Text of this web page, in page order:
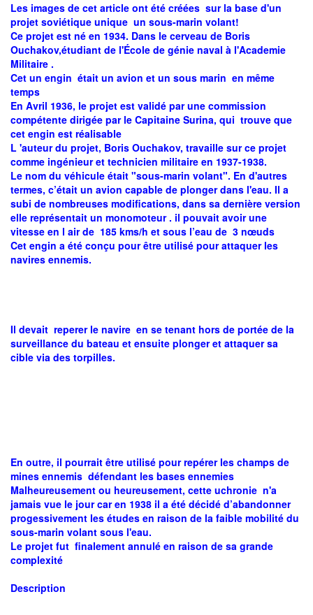
Les images de cet article ont été créées sur la base d'un
projet soviétique unique un sous-marin volant!
Ce projet est né en 1934. Dans le cerveau de Boris
Ouchakov,étudiant de l'École de génie naval à l'Academie
Militaire .
Cet un engin était un avion et un sous marin en même
temps
En Avril 1936, le projet est validé par une commission
compétente dirigée par le Capitaine Surina, qui trouve que
cet engin est réalisable
L 'auteur du projet, Boris Ouchakov, travaille sur ce projet
comme ingénieur et technicien militaire en 1937-1938.
Le nom du véhicule était "sous-marin volant". En d'autres
termes, c’était un avion capable de plonger dans l'eau. Il a
subi de nombreuses modifications, dans sa dernière version
elle représentait un monomoteur . il pouvait avoir une
vitesse en l air de 185 kms/h et sous l’eau de 3 nœuds
Cet engin a été conçu pour être utilisé pour attaquer les
navires ennemis.
Il devait reperer le navire en se tenant hors de portée de la
surveillance du bateau et ensuite plonger et attaquer sa
cible via des torpilles.
En outre, il pourrait être utilisé pour repérer les champs de
mines ennemis défendant les bases ennemies
Malheureusement ou heureusement, cette uchronie n'a
jamais vue le jour car en 1938 il a été décidé d’abandonner
progessivement les études en raison de la faible mobilité du
sous-marin volant sous l'eau.
Le projet fut finalement annulé en raison de sa grande
complexité
Description